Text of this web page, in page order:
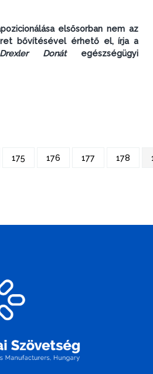
elsősorban nem az
bővítésével érhető el, írja a
Drexler Donátegészségügyi
175 176 177 178